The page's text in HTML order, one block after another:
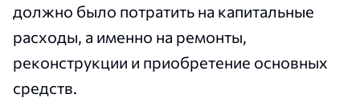
должно было потратить на капитальные
расходы, а именно на ремонты,
реконструкции и приобретение основных
средств.